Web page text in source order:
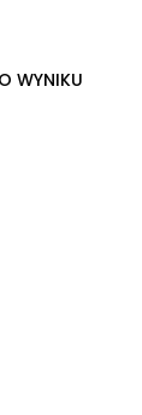
WYNIKU